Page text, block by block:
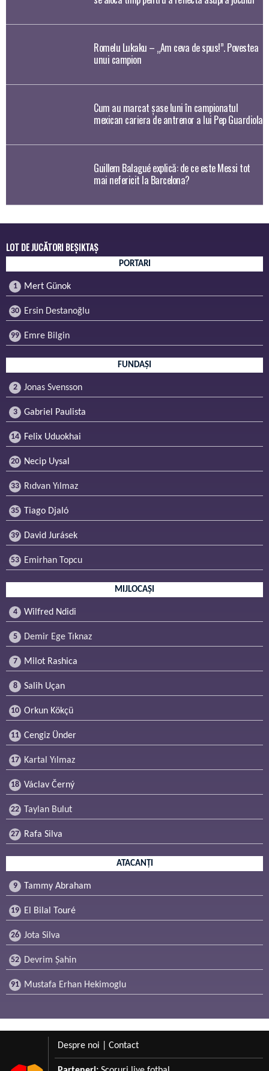
Romelu Lukaku – „Am ceva de spus!”. Povestea
unui campion
Cum au marcat şase luni în campionatul
mexican cariera de antrenor a lui Pep Guardiola
Guillem Balagué explică: de ce este Messi tot
mai nefericit la Barcelona?
LOT DE JUCĂTORI BEȘIKTAȘ
PORTARI
1 Mert Günok
30 Ersin Destanoğlu
99 Emre Bilgin
FUNDAȘI
2 Jonas Svensson
3 Gabriel Paulista
14 Felix Uduokhai
20 Necip Uysal
33 Rıdvan Yılmaz
35 Tiago Djaló
39 David Jurásek
53 Emirhan Topcu
MIJLOCAȘI
4 Wilfred Ndidi
5 Demir Ege Tıknaz
7 Milot Rashica
8 Salih Uçan
10 Orkun Kökçü
11 Cengiz Ünder
17 Kartal Yılmaz
18 Václav Černý
22 Taylan Bulut
27 Rafa Silva
ATACANȚI
9 Tammy Abraham
19 El Bilal Touré
26 Jota Silva
52 Devrim Şahin
91 Mustafa Erhan Hekimoglu
Despre noi Contact